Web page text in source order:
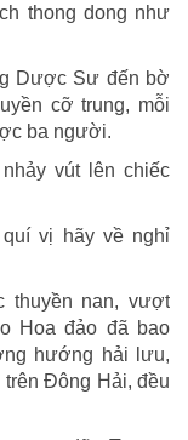
thong dong như
Dược Sư đến bờ
cỡ trung, mỗi
ba người.
vút lên chiếc
vị hãy về nghỉ
thuyền nan, vượt
Hoa đảo đã bao
hướng hải lưu,
Đông Hải, đều